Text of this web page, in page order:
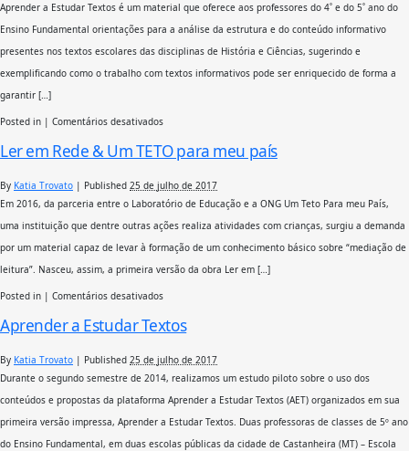
Aprender a Estudar Textos é um material que oferece aos professores do 4˚ e do 5˚ ano do
Ensino Fundamental orientações para a análise da estrutura e do conteúdo informativo
presentes nos textos escolares das disciplinas de História e Ciências, sugerindo e
exemplificando como o trabalho com textos informativos pode ser enriquecido de forma a
garantir […]
Posted in | Comentários desativadosem
a
Estudar
Ler em Rede & Um TETO para meu país
By Katia Trovato | Published 25 de julho de 2017
Em 2016, da parceria entre o Laboratório de Educação e a ONG Um Teto Para meu País,
uma instituição que dentre outras ações realiza atividades com crianças, surgiu a demanda
por um material capaz de levar à formação de um conhecimento básico sobre “mediação de
leitura”. Nasceu, assim, a primeira versão da obra Ler em […]
Posted in | Comentários desativadosem
em
Rede
Um
TETO
meu
país
Aprender a Estudar Textos
By Katia Trovato | Published 25 de julho de 2017
Durante o segundo semestre de 2014, realizamos um estudo piloto sobre o uso dos
conteúdos e propostas da plataforma Aprender a Estudar Textos (AET) organizados em sua
primeira versão impressa, Aprender a Estudar Textos. Duas professoras de classes de 5º ano
do Ensino Fundamental, em duas escolas públicas da cidade de Castanheira (MT) – Escola